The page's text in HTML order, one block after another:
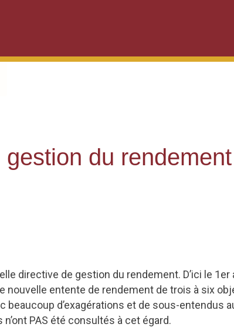
du
directive de gestion du rendement. D’ici le 1er
nouvelle entente de rendement de trois à six
beaucoup d’exagérations et de sous-entendus
PAS été consultés à cet égard.